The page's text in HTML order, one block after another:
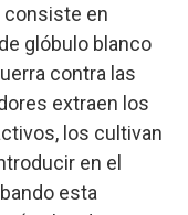
consiste en
glóbulo blanco
contra las
extraen los
los cultivan
en el
esta